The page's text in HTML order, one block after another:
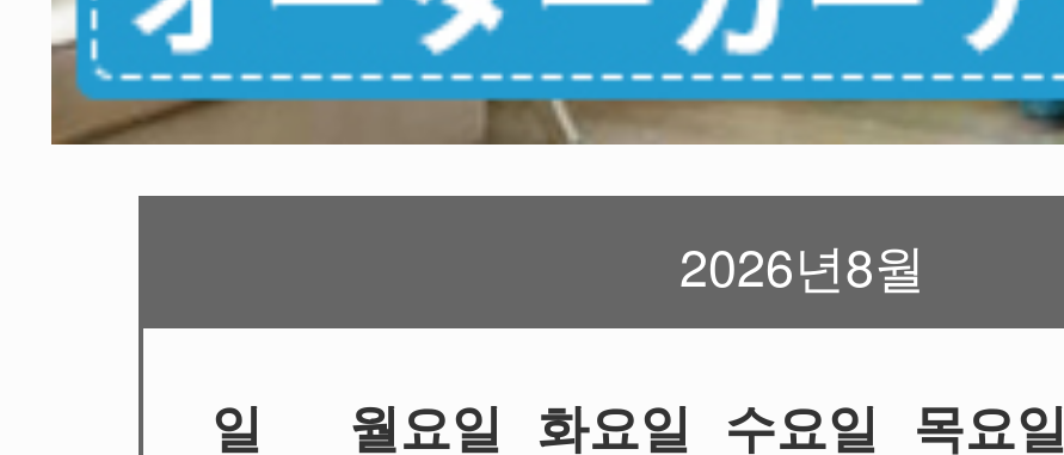
2026년8월
일 월요일 화요일 수요일 목요일